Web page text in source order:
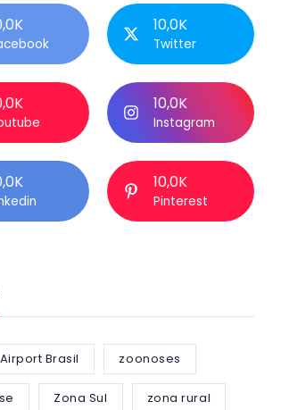
10,0K
Twitter
10,0K
Instagram
10,0K
Pinterest
Brasil zoonoses
Zona Sul zona rural